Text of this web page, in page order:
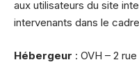
aux utilisateurs du site
intervenants dans le
Hébergeur : OVH – 2